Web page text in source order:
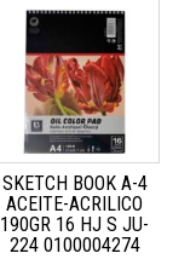
SKETCH BOOK A-4
ACEITE-ACRILICO
190GR 16 HJ S JU-
224 0100004274